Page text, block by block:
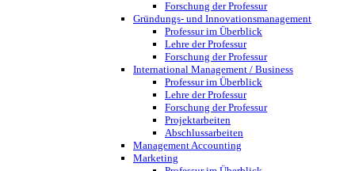
Forschung der Professur
Gründungs- und Innovationsmanagement
Professur im Überblick
Lehre der Professur
Forschung der Professur
International Management / Business
Professur im Überblick
Lehre der Professur
Forschung der Professur
Projektarbeiten
Abschlussarbeiten
Management Accounting
Marketing